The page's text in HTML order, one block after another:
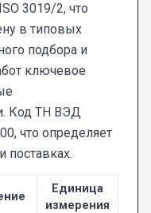
3019/2, что
в типовых
подбора и
ключевое
Код ТН ВЭД
что определяет
Единица
измерения